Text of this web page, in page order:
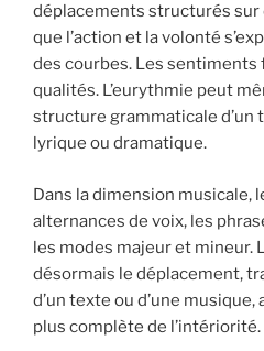
déplacements structurés sur
que l’action et la volonté
des courbes. Les
qualités. L’eurythmie peut
structure grammaticale d’un
lyrique ou dramatique.
Dans la dimension musicale,
alternances de voix, les
les modes majeur et mineur.
désormais le déplacement,
d’un texte ou d’une
plus complète de l’intériorité.